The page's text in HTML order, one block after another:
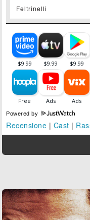
Feltrinelli
Powered by
Recensione | Cast |